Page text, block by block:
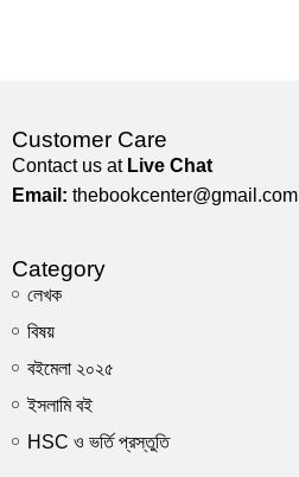
Customer Care
Contact us at Live Chat
Email: thebookcenter@gmail.com
Category
লেখক
বিষয়
বইমেলা ২০২৫
ইসলামি বই
HSC ও ভর্তি প্রস্তুতি